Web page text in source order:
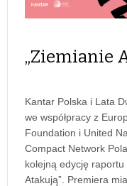
„Ziemianie
Kantar Polska i Lata
we współpracy z
Foundation i United
Compact Network
kolejną edycję raportu
Atakują”. Premiera